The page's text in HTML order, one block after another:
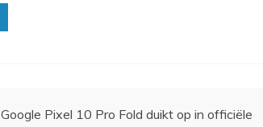
Google Pixel 10 Pro Fold duikt op in officiële